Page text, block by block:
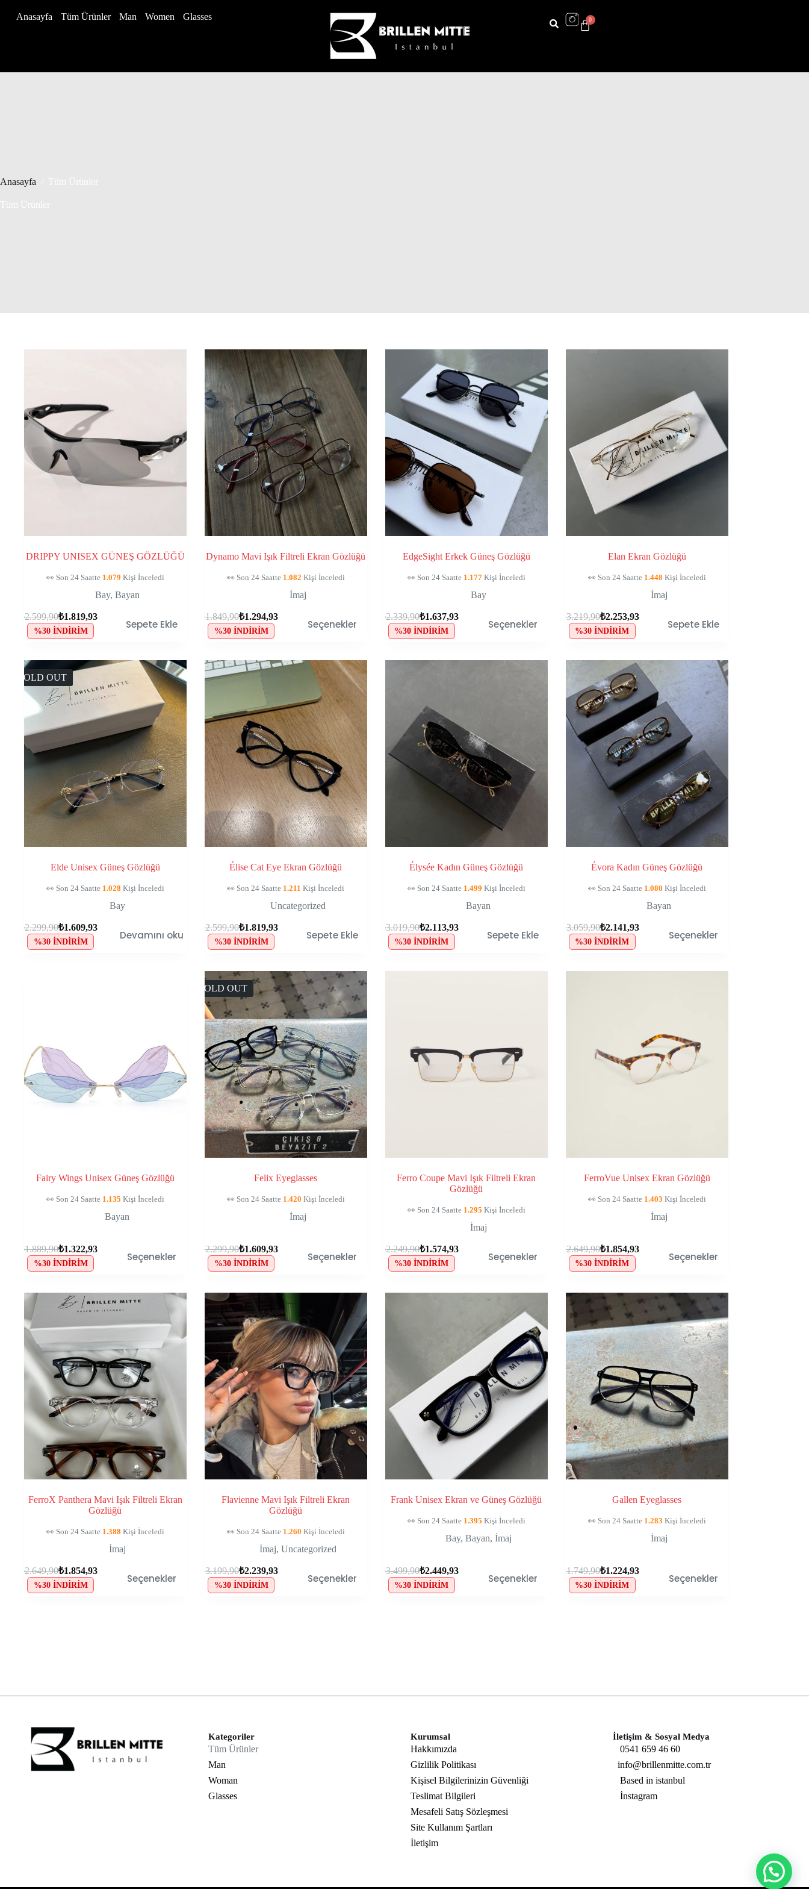
Anasayfa Tüm Ürünler Man Women Glasses
Anasayfa
DRIPPY UNISEX GÜNEŞ GÖZLÜĞÜ
🛒115 Kişinin Sepetinde, Kaçırma!
Bay, Bayan
₺2.599,90₺1.819,93
%30 İNDIRIM Sepete Ekle
Dynamo Mavi Işık Filtreli Ekran Gözlüğü
🛒115 Kişinin Sepetinde, Kaçırma!
İmaj
₺1.849,90₺1.294,93
%30 İNDIRIM Seçenekler
EdgeSight Erkek Güneş Gözlüğü
🛒110 Kişinin Sepetinde, Kaçırma!
Bay
₺2.339,90₺1.637,93
%30 İNDIRIM Seçenekler
Elan Ekran Gözlüğü
🛒111 Kişinin Sepetinde, Kaçırma!
İmaj
₺3.219,90₺2.253,93
%30 İNDIRIM Sepete Ekle
SOLD OUT
Elde Unisex Güneş Gözlüğü
🛒120 Kişinin Sepetinde, Kaçırma!
Bay
₺2.299,90₺1.609,93
%30 İNDIRIM Devamını oku
Élise Cat Eye Ekran Gözlüğü
🛒118 Kişinin Sepetinde, Kaçırma!
Uncategorized
₺2.599,90₺1.819,93
%30 İNDIRIM Sepete Ekle
Élysée Kadın Güneş Gözlüğü
🛒123 Kişinin Sepetinde, Kaçırma!
Bayan
₺3.019,90₺2.113,93
%30 İNDIRIM Sepete Ekle
Évora Kadın Güneş Gözlüğü
🛒148 Kişinin Sepetinde, Kaçırma!
Bayan
₺3.059,90₺2.141,93
%30 İNDIRIM Seçenekler
Fairy Wings Unisex Güneş Gözlüğü
🛒132 Kişinin Sepetinde, Kaçırma!
Bayan
₺1.889,90₺1.322,93
%30 İNDIRIM Seçenekler
SOLD OUT
Felix Eyeglasses
🛒145 Kişinin Sepetinde, Kaçırma!
İmaj
₺2.299,90₺1.609,93
%30 İNDIRIM Seçenekler
Ferro Coupe Mavi Işık Filtreli Ekran
Gözlüğü
🛒102 Kişinin Sepetinde, Kaçırma!
İmaj
₺2.249,90₺1.574,93
%30 İNDIRIM Seçenekler
FerroVue Unisex Ekran Gözlüğü
🛒127 Kişinin Sepetinde, Kaçırma!
İmaj
₺2.649,90₺1.854,93
%30 İNDIRIM Seçenekler
FerroX Panthera Mavi Işık Filtreli Ekran
Gözlüğü
🛒124 Kişinin Sepetinde, Kaçırma!
İmaj
₺2.649,90₺1.854,93
%30 İNDIRIM Seçenekler
Flavienne Mavi Işık Filtreli Ekran
Gözlüğü
🛒124 Kişinin Sepetinde, Kaçırma!
İmaj, Uncategorized
₺3.199,90₺2.239,93
%30 İNDIRIM Seçenekler
Frank Unisex Ekran ve Güneş Gözlüğü
🛒135 Kişinin Sepetinde, Kaçırma!
Bay, Bayan, İmaj
₺3.499,90₺2.449,93
%30 İNDIRIM Seçenekler
Gallen Eyeglasses
🛒139 Kişinin Sepetinde, Kaçırma!
İmaj
₺1.749,90₺1.224,93
%30 İNDIRIM Seçenekler
Kategoriler
Tüm Ürünler
Man
Woman
Glasses
Kurumsal
Hakkımızda
Gizlilik Politikası
Kişisel Bilgilerinizin Güvenliği
Teslimat Bilgileri
Mesafeli Satış Sözleşmesi
Site Kullanım Şartları
İletişim
İletişim & Sosyal Medya
0541 659 46 60
info@brillenmitte.com.tr
Based in istanbul
İnstagram